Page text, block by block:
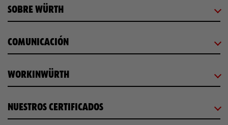
SOBRE WÜRTH
COMUNICACIÓN
WORKINWÜRTH
NUESTROS CERTIFICADOS